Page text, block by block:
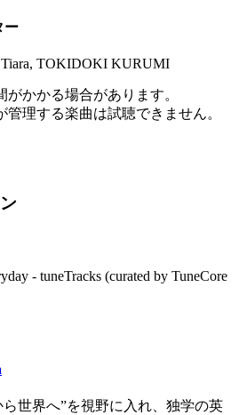
ー
Tiara, TOKIDOKI KURUMI
かかる場合があります。
理する楽曲は試聴できません。
- tuneTracks (curated by TuneCore
ら世界へ”を視野に入れ、独学の英